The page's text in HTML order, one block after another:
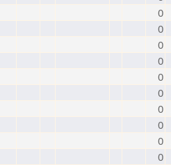
0
0
0
0
0
0
0
0
0
0